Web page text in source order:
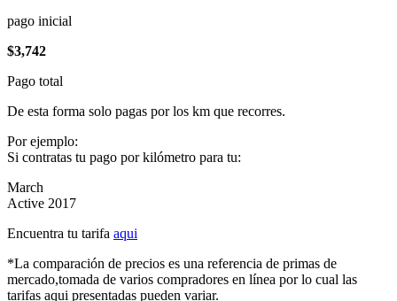
pago inicial
$3,742
Pago total
De esta forma solo pagas por los km que recorres.
Por ejemplo:
Si contratas tu pago por kilómetro para tu:
March
Active 2017
Encuentra tu tarifa aqui
*La comparación de precios es una referencia de primas de
mercado,tomada de varios compradores en línea por lo cual las
tarifas aqui presentadas pueden variar.